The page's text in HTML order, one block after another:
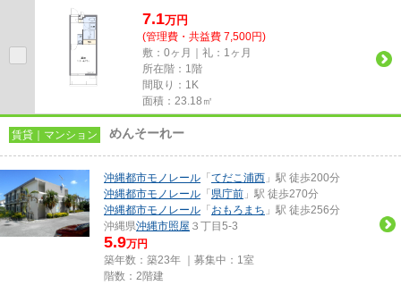
7.1万円
(管理費・共益費 7,500円)
敷：0ヶ月｜礼：1ヶ月
所在階：1階
間取り：1K
面積：23.18㎡
賃貸｜マンション めんそーれー
沖縄都市モノレール 「 てだこ浦西 」駅 徒歩200分
沖縄都市モノレール 「 県庁前 」駅 徒歩270分
沖縄都市モノレール 「 おもろまち 」駅 徒歩256分
沖縄県沖縄市照屋 ３丁目5-3
5.9万円
築年数：築23年 ｜募集中： 1室
階数：2階建